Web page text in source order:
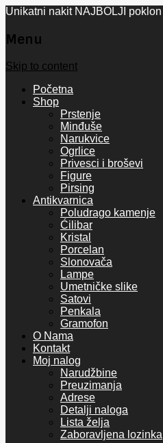
Unikatni nakit NAJBOLJI
Menu
Skip to content
Početna
Shop
Prstenje
Minđuše
Narukvice
Ogrlice
Privesci i broševi
Figure
Pirsing
Antikvarnica
Poludrago kamenje
Ćilibar
Kristal
Porcelan
Slonovača
Lampe
Umetničke slike
Satovi
Penkala
Gramofon
O Nama
Kontakt
Moj nalog
Narudžbine
Preuzimanja
Adrese
Detalji naloga
Lista želja
Zaboravljena lozinka